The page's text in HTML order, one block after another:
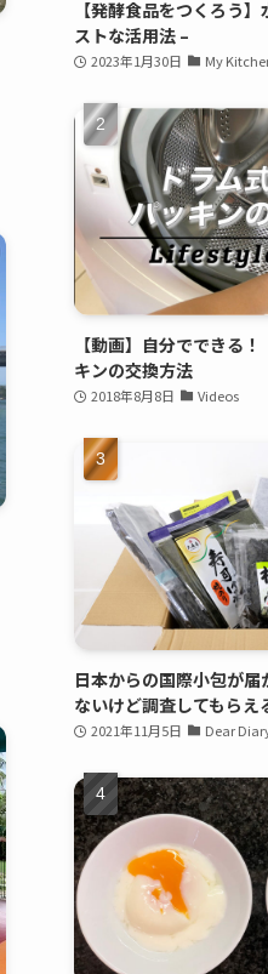
【発酵食品をつくろう
ストな活用法 –
2023年1月30日 My
【動画】自分でできる
キンの交換方法
2018年8月8日 Videos
日本からの国際小包が
ないけど調査してもらえ
2021年11月5日 Dear